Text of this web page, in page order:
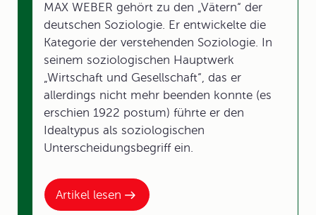
Artikel lesen
MAX WEBER gehört zu den „Vätern“ der
deutschen Soziologie. Er entwickelte die
Kategorie der verstehenden Soziologie. In
seinem soziologischen Hauptwerk
„Wirtschaft und Gesellschaft“, das er
allerdings nicht mehr beenden konnte (es
erschien 1922 postum) führte er den
Idealtypus als soziologischen
Unterscheidungsbegriff ein.